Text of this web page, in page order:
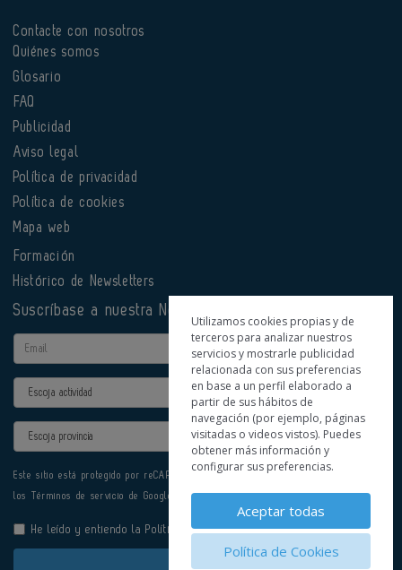
Contacte con nosotros
Quiénes somos
Glosario
FAQ
Publicidad
Aviso legal
Política de privacidad
Política de cookies
Mapa web
Formación
Histórico de Newsletters
Suscríbase a nuestra Newsletter
Email
Actividad
Provincia
Este sitio está protegido por reCAPTCHA y se aplican la
los Términos de servicio de Google.
He leído y entiendo la Política de Privacidad
Enviar
Utilizamos cookies propias y de
terceros para analizar nuestros
servicios y mostrarle publicidad
relacionada con sus preferencias
en base a un perfil elaborado a
partir de sus hábitos de
navegación (por ejemplo, páginas
visitadas o videos vistos). Puedes
obtener más información y
configurar sus preferencias.
Aceptar todas
Política de Cookies